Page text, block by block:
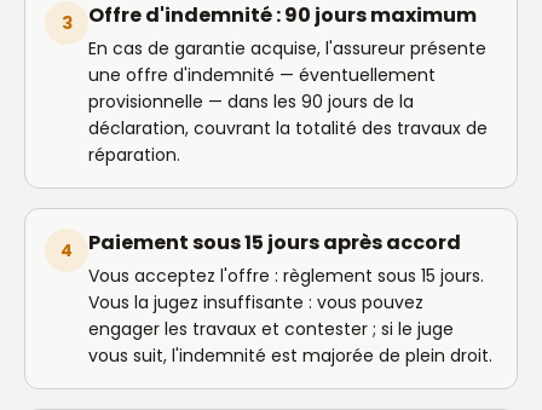
3 Offre d'indemnité : 90 jours maximum
En cas de garantie acquise, l'assureur présente
une offre d'indemnité — éventuellement
provisionnelle — dans les 90 jours de la
déclaration, couvrant la totalité des travaux de
réparation.
4 Paiement sous 15 jours après accord
Vous acceptez l'offre : règlement sous 15 jours.
Vous la jugez insuffisante : vous pouvez
engager les travaux et contester ; si le juge
vous suit, l'indemnité est majorée de plein droit.